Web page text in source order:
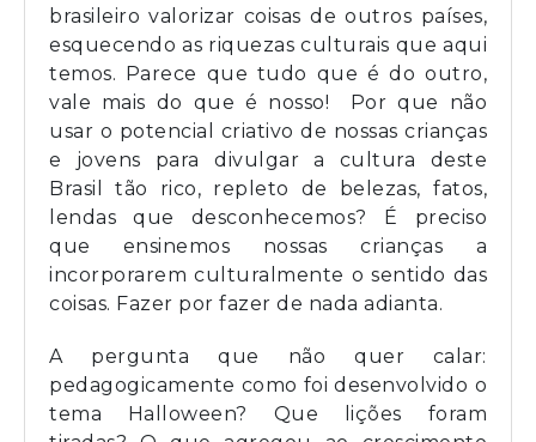
brasileiro valorizar coisas de outros países,
esquecendo as riquezas culturais que aqui
temos. Parece que tudo que é do outro,
vale mais do que é nosso! Por que não
usar o potencial criativo de nossas crianças
e jovens para divulgar a cultura deste
Brasil tão rico, repleto de belezas, fatos,
lendas que desconhecemos? É preciso
que ensinemos nossas crianças a
incorporarem culturalmente o sentido das
coisas. Fazer por fazer de nada adianta.
A pergunta que não quer calar:
pedagogicamente como foi desenvolvido o
tema Halloween? Que lições foram